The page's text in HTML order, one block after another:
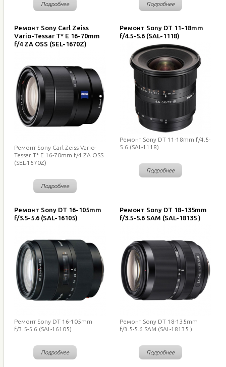
Подробнее Подробнее
Ремонт Sony Carl Zeiss
Vario-Tessar T* E 16-70mm
f/4 ZA OSS (SEL-1670Z)
Ремонт Sony Carl Zeiss Vario-
Tessar T* E 16-70mm f/4 ZA OSS
(SEL-1670Z)
Подробнее
Ремонт Sony DT 11-18mm
f/4.5-5.6 (SAL-1118)
Ремонт Sony DT 11-18mm f/4.5-
5.6 (SAL-1118)
Подробнее
Ремонт Sony DT 16-105mm
f/3.5-5.6 (SAL-16105)
Ремонт Sony DT 16-105mm
f/3.5-5.6 (SAL-16105)
Подробнее
Ремонт Sony DT 18-135mm
f/3.5-5.6 SAM (SAL-18135 )
Ремонт Sony DT 18-135mm
f/3.5-5.6 SAM (SAL-18135 )
Подробнее